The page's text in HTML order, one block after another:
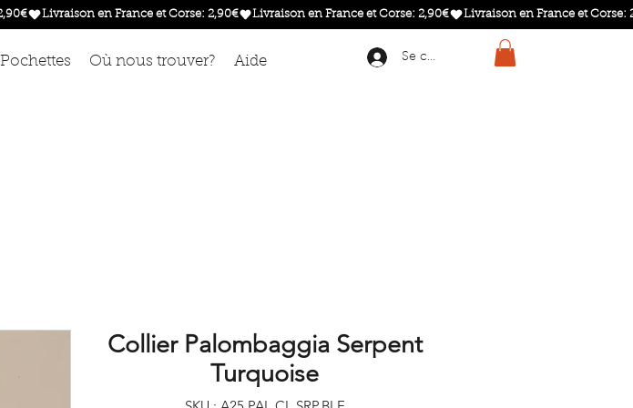
Pochettes Où nous trouver? Aide Se connecter
Collier Palombaggia Serpent
Turquoise